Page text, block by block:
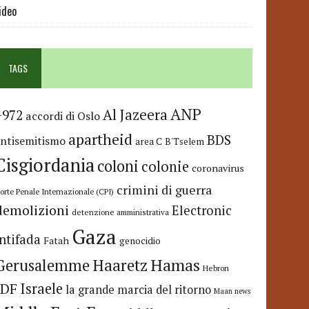
TAGS
accordi di OsloAl JazeeraANP
apartheid area C B'Tselem BDS
coloni colonie coronavirus
Penale Internazionale (CPI) crimini di guerra
detenzione amministrativa Electronic
Fatah Gaza genocidio
HaaretzHamas Hebron
Israele la grande marcia del ritorno Maan news